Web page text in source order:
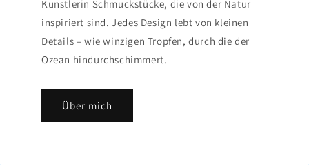
Künstlerin Schmuckstücke, die von der Natur
inspiriert sind. Jedes Design lebt von kleinen
Details – wie winzigen Tropfen, durch die der
Ozean hindurchschimmert.
Über mich